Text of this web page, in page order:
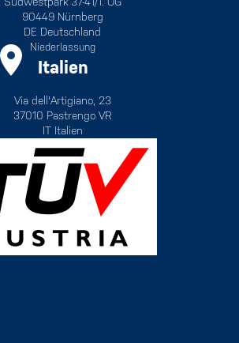
90449 Nürnberg
DE Deutschland
Niederlassung
Italien
Via dell'Artigiano, 23
37010 Pastrengo VR
IT Italien